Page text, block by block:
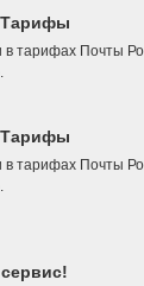
Тарифы
в тарифах Почты
Тарифы
в тарифах Почты